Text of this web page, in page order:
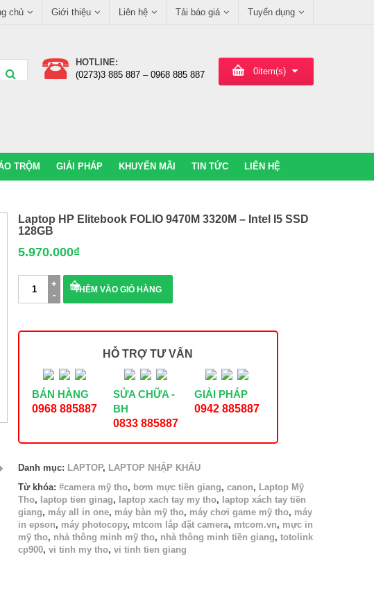
chủ Giới thiệu Liên hệ Tải báo giá Tuyển dụng
0item(s)
HOTLINE:
(0273)3 885 887 – 0968 885 887
TRỘM GIẢI PHÁP KHUYẾN MÃI TIN TỨC LIÊN HỆ
Laptop HP Elitebook FOLIO 9470M 3320M – Intel I5 SSD
128GB
5.970.000₫
Elitebook
9470M
SSD
128GB
THÊM VÀO GIỎ HÀNG
HỖ TRỢ TƯ VẤN
BÁN HÀNG
0968 885887
SỬA CHỮA -
BH
0833 885887
GIẢI PHÁP
0942 885887
Danh mục: LAPTOP, LAPTOP NHẬP KHẨU
Từ khóa: #camera mỹ tho, bơm mực tiền giang, canon, Laptop Mỹ
Tho, laptop tien ginag, laptop xach tay my tho, laptop xách tay tiền
giang, máy all in one, máy bàn mỹ tho, máy chơi game mỹ tho, máy
in epson, máy photocopy, mtcom lắp đặt camera, mtcom.vn, mực in
mỹ tho, nhà thông minh mỹ tho, nhà thông minh tiền giang, totolink
cp900, vi tinh my tho, vi tinh tien giang